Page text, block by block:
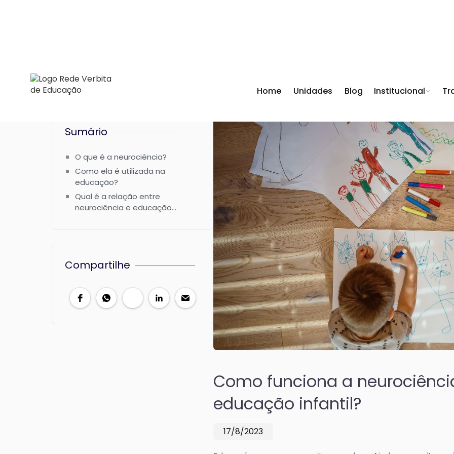
Home Unidades Blog Institucional
Sumário
O que é a neurociência?
Como ela é utilizada na
educação?
Qual é a relação entre
neurociência e educação
Compartilhe
Como funciona a
educação infantil?
17/8/2023